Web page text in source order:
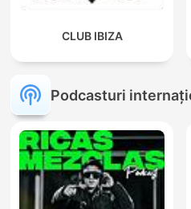
CLUB IBIZA
Podcasturi